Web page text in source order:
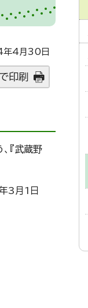
4月30日
印刷
『武蔵野
3月1日